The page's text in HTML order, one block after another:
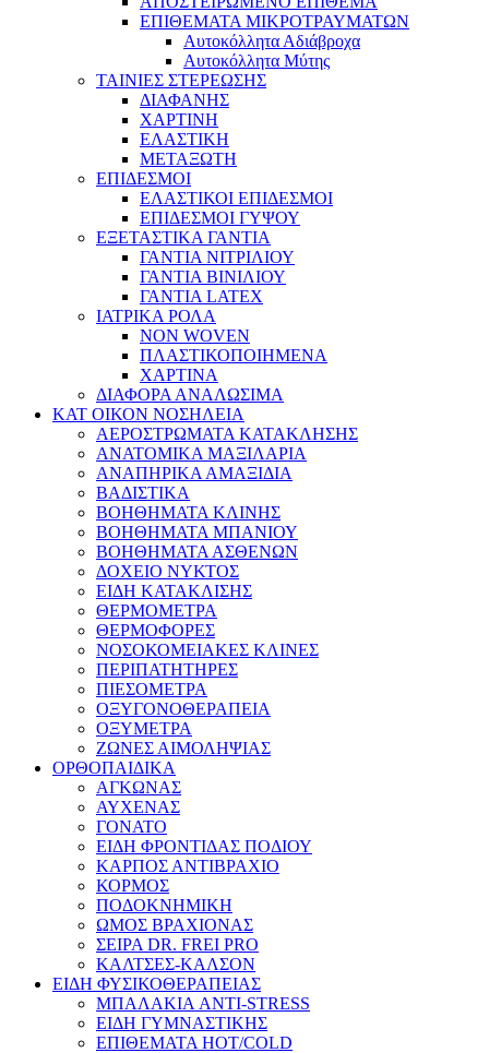
ΕΠΙΘΕΜΑΤΑ ΜΙΚΡΟΤΡΑΥΜΑΤΩΝ
Αυτοκόλλητα Αδιάβροχα
Αυτοκόλλητα Μύτης
ΤΑΙΝΙΕΣ ΣΤΕΡΕΩΣΗΣ
ΔΙΑΦΑΝΗΣ
ΧΑΡΤΙΝΗ
ΕΛΑΣΤΙΚΗ
ΜΕΤΑΞΩΤΗ
ΕΠΙΔΕΣΜΟΙ
ΕΛΑΣΤΙΚΟΙ ΕΠΙΔΕΣΜΟΙ
ΕΠΙΔΕΣΜΟΙ ΓΥΨΟΥ
ΕΞΕΤΑΣΤΙΚΑ ΓΑΝΤΙΑ
ΓΑΝΤΙΑ ΝΙΤΡΙΛΙΟΥ
ΓΑΝΤΙΑ ΒΙΝΙΛΙΟΥ
ΓΑΝΤΙΑ LATEX
ΙΑΤΡΙΚΑ ΡΟΛΑ
NON WOVEN
ΠΛΑΣΤΙΚΟΠΟΙΗΜΕΝΑ
ΧΑΡΤΙΝΑ
ΔΙΑΦΟΡΑ ΑΝΑΛΩΣΙΜΑ
ΚΑΤ ΟΙΚΟΝ ΝΟΣΗΛΕΙΑ
ΑΕΡΟΣΤΡΩΜΑΤΑ ΚΑΤΑΚΛΗΣΗΣ
ΑΝΑΤΟΜΙΚΑ ΜΑΞΙΛΑΡΙΑ
ΑΝΑΠΗΡΙΚΑ ΑΜΑΞΙΔΙΑ
ΒΑΔΙΣΤΙΚΑ
ΒΟΗΘΗΜΑΤΑ ΚΛΙΝΗΣ
ΒΟΗΘΗΜΑΤΑ ΜΠΑΝΙΟΥ
ΒΟΗΘΗΜΑΤΑ ΑΣΘΕΝΩΝ
ΔΟΧΕΙΟ ΝΥΚΤΟΣ
ΕΙΔΗ ΚΑΤΑΚΛΙΣΗΣ
ΘΕΡΜΟΜΕΤΡΑ
ΘΕΡΜΟΦΟΡΕΣ
ΝΟΣΟΚΟΜΕΙΑΚΕΣ ΚΛΙΝΕΣ
ΠΕΡΙΠΑΤΗΤΗΡΕΣ
ΠΙΕΣΟΜΕΤΡΑ
ΟΞΥΓΟΝΟΘΕΡΑΠΕΙΑ
ΟΞΥΜΕΤΡΑ
ΖΩΝΕΣ ΑΙΜΟΛΗΨΙΑΣ
ΟΡΘΟΠΑΙΔΙΚΑ
ΑΓΚΩΝΑΣ
ΑΥΧΕΝΑΣ
ΓΟΝΑΤΟ
ΕΙΔΗ ΦΡΟΝΤΙΔΑΣ ΠΟΔΙΟΥ
ΚΑΡΠΟΣ ΑΝΤΙΒΡΑΧΙΟ
ΚΟΡΜΟΣ
ΠΟΔΟΚΝΗΜΙΚΗ
ΩΜΟΣ ΒΡΑΧΙΟΝΑΣ
ΣΕΙΡΑ DR. FREI PRO
ΚΑΛΤΣΕΣ-ΚΑΛΣΟΝ
ΕΙΔΗ ΦΥΣΙΚΟΘΕΡΑΠΕΙΑΣ
ΜΠΑΛΑΚΙΑ ANTI-STRESS
ΕΙΔΗ ΓΥΜΝΑΣΤΙΚΗΣ
ΕΠΙΘΕΜΑΤΑ HOT/COLD